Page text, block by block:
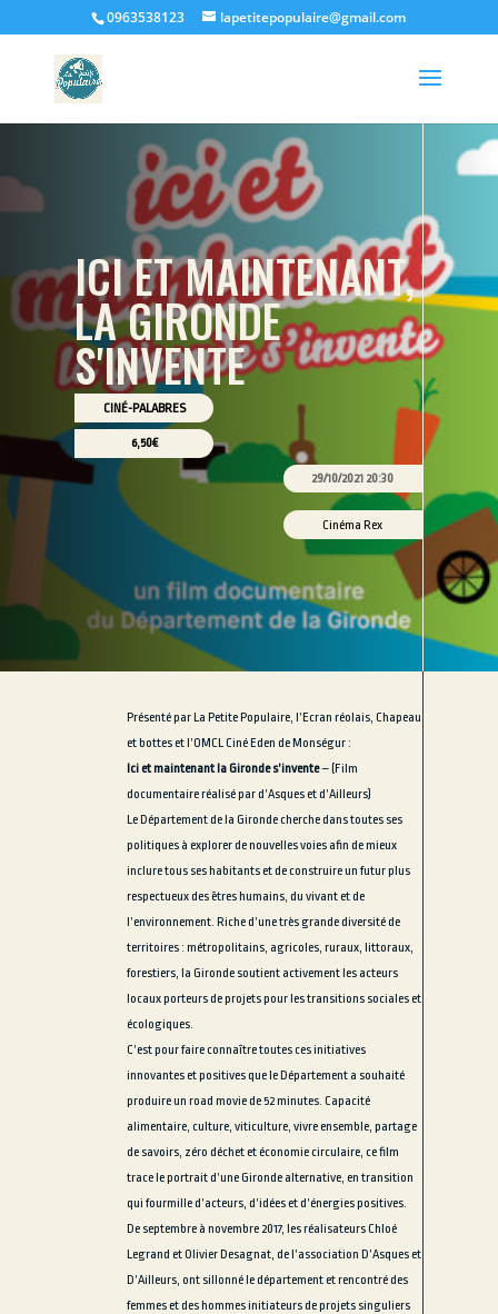
0963538123 lapetitepopulaire@gmail.com
ICI ET MAINTENANT,
LA GIRONDE
S'INVENTE
CINÉ-PALABRES
6,50€
29/10/2021 20:30
Cinéma Rex
Présenté par La Petite Populaire, l’Ecran réolais, Chapeau
et bottes et l’OMCL Ciné Eden de Monségur :
Ici et maintenant la Gironde s’invente– (Film
documentaire réalisé par d’Asques et d’Ailleurs)
Le Département de la Gironde cherche dans toutes ses
politiques à explorer de nouvelles voies afin de mieux
inclure tous ses habitants et de construire un futur plus
respectueux des êtres humains, du vivant et de
l’environnement. Riche d’une très grande diversité de
territoires : métropolitains, agricoles, ruraux, littoraux,
forestiers, la Gironde soutient activement les acteurs
locaux porteurs de projets pour les transitions sociales et
écologiques.
C’est pour faire connaître toutes ces initiatives
innovantes et positives que le Département a souhaité
produire un road movie de 52 minutes. Capacité
alimentaire, culture, viticulture, vivre ensemble, partage
de savoirs, zéro déchet et économie circulaire, ce film
trace le portrait d’une Gironde alternative, en transition
qui fourmille d’acteurs, d’idées et d’énergies positives.
De septembre à novembre 2017, les réalisateurs Chloé
Legrand et Olivier Desagnat, de l’association D’Asques et
D’Ailleurs, ont sillonné le département et rencontré des
femmes et des hommes initiateurs de projets singuliers